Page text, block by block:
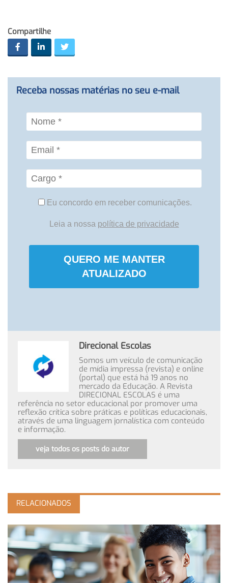
Compartilhe
Receba nossas matérias no seu e-mail
Eu concordo em receber comunicações.
Leia a nossa política de privacidade
QUERO ME MANTER
ATUALIZADO
Direcional Escolas
Somos um veículo de comunicação
de mídia impressa (revista) e online
(portal) que está há 19 anos no
mercado da Educação. A Revista
DIRECIONAL ESCOLAS é uma
referência no setor educacional por promover uma
reflexão crítica sobre práticas e políticas educacionais,
através de uma linguagem jornalística com conteúdo
e informação.
veja todos os posts do autor
RELACIONADOS